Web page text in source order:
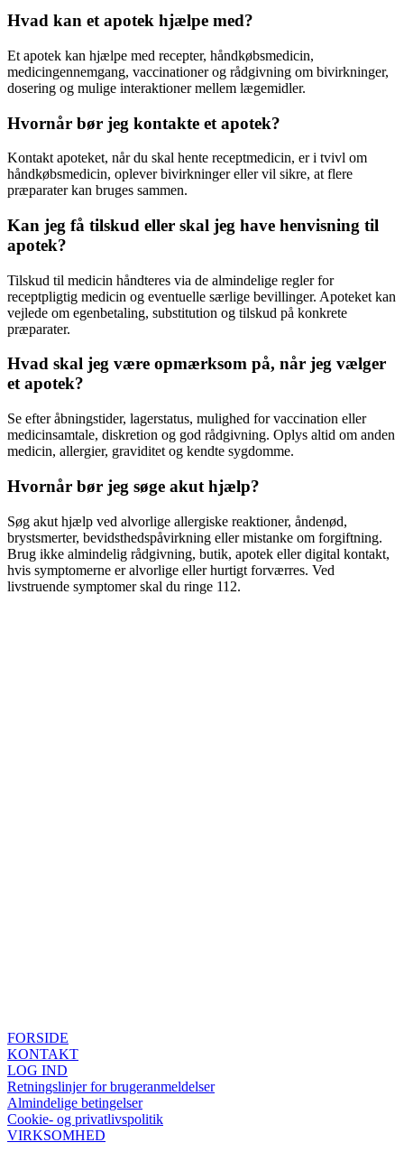
Hvad kan et apotek hjælpe med?
Et apotek kan hjælpe med recepter, håndkøbsmedicin,
medicingennemgang, vaccinationer og rådgivning om bivirkninger,
dosering og mulige interaktioner mellem lægemidler.
Hvornår bør jeg kontakte et apotek?
Kontakt apoteket, når du skal hente receptmedicin, er i tvivl om
håndkøbsmedicin, oplever bivirkninger eller vil sikre, at flere
præparater kan bruges sammen.
Kan jeg få tilskud eller skal jeg have henvisning til
apotek?
Tilskud til medicin håndteres via de almindelige regler for
receptpligtig medicin og eventuelle særlige bevillinger. Apoteket kan
vejlede om egenbetaling, substitution og tilskud på konkrete
præparater.
Hvad skal jeg være opmærksom på, når jeg vælger
et apotek?
Se efter åbningstider, lagerstatus, mulighed for vaccination eller
medicinsamtale, diskretion og god rådgivning. Oplys altid om anden
medicin, allergier, graviditet og kendte sygdomme.
Hvornår bør jeg søge akut hjælp?
Søg akut hjælp ved alvorlige allergiske reaktioner, åndenød,
brystsmerter, bevidsthedspåvirkning eller mistanke om forgiftning.
Brug ikke almindelig rådgivning, butik, apotek eller digital kontakt,
hvis symptomerne er alvorlige eller hurtigt forværres. Ved
livstruende symptomer skal du ringe 112.
FORSIDE
KONTAKT
LOG IND
Retningslinjer for brugeranmeldelser
Almindelige betingelser
Cookie- og privatlivspolitik
VIRKSOMHED